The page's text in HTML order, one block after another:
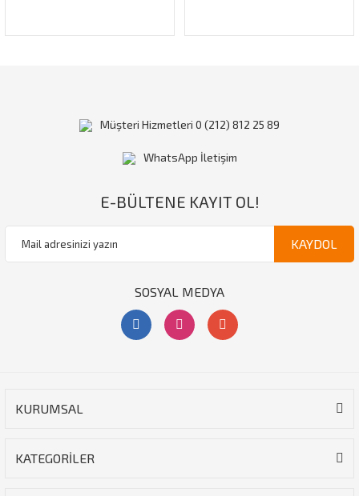
KURUMSAL
KATEGORİLER
Müşteri Hizmetleri 0 (212) 812 25 89
WhatsApp İletişim
E-BÜLTENE KAYIT OL!
KAYDOL
SOSYAL MEDYA